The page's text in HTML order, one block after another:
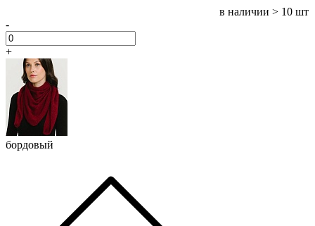
в наличии > 10 шт
-
+
бордовый